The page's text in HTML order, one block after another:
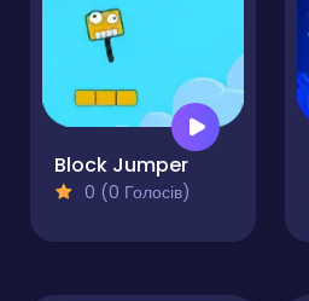
Block Jumper
0 (0 Голосів)